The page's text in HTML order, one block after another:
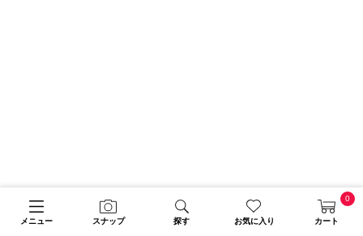
メニュー スナップ 探す お気に入り カート
0